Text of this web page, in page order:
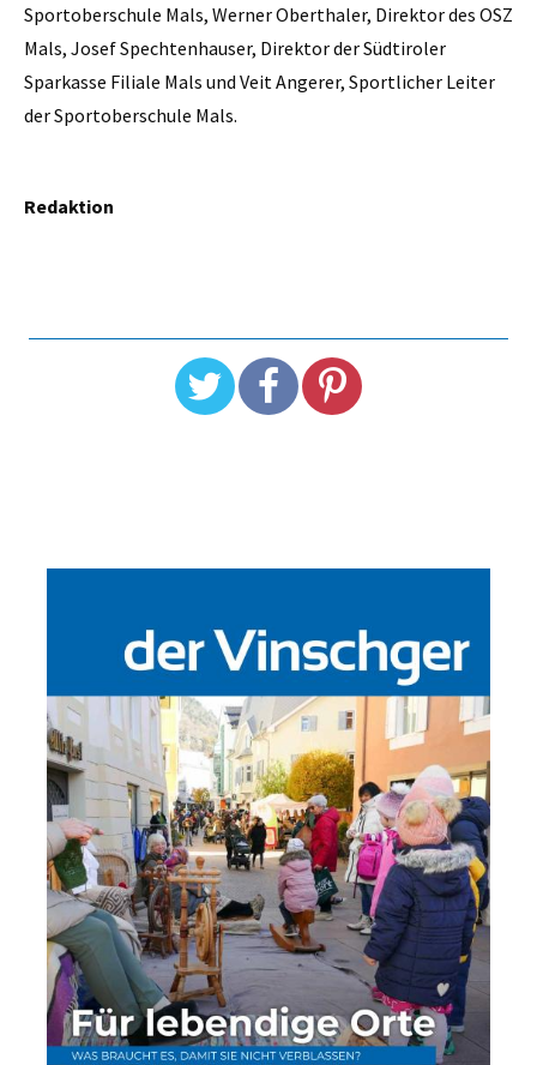
Sportoberschule Mals, Werner Oberthaler, Direktor des OSZ
Mals, Josef Spechtenhauser, Direktor der Südtiroler
Sparkasse Filiale Mals und Veit Angerer, Sportlicher Leiter
der Sportoberschule Mals.
Redaktion